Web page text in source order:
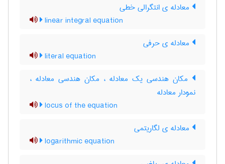
معادله ی انتگرالی خطی
linear integral equation
معادله ی حرفی
literal equation
مکان هندسی یک معادله ، مکان هندسی معادله ،
نمودار معادله
locus of the equation
معادله ی لگاریتمی
logarithmic equation